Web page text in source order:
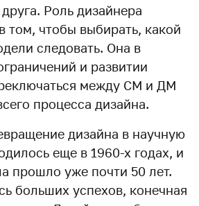
Роль дизайнера
том, чтобы выбирать, какой
следовать. Она в
и развитии
между СМ и ДМ
процесса дизайна.
дизайна в научную
еще в 1960-х годах, и
прошло уже почти 50 лет.
больших успехов, конечная